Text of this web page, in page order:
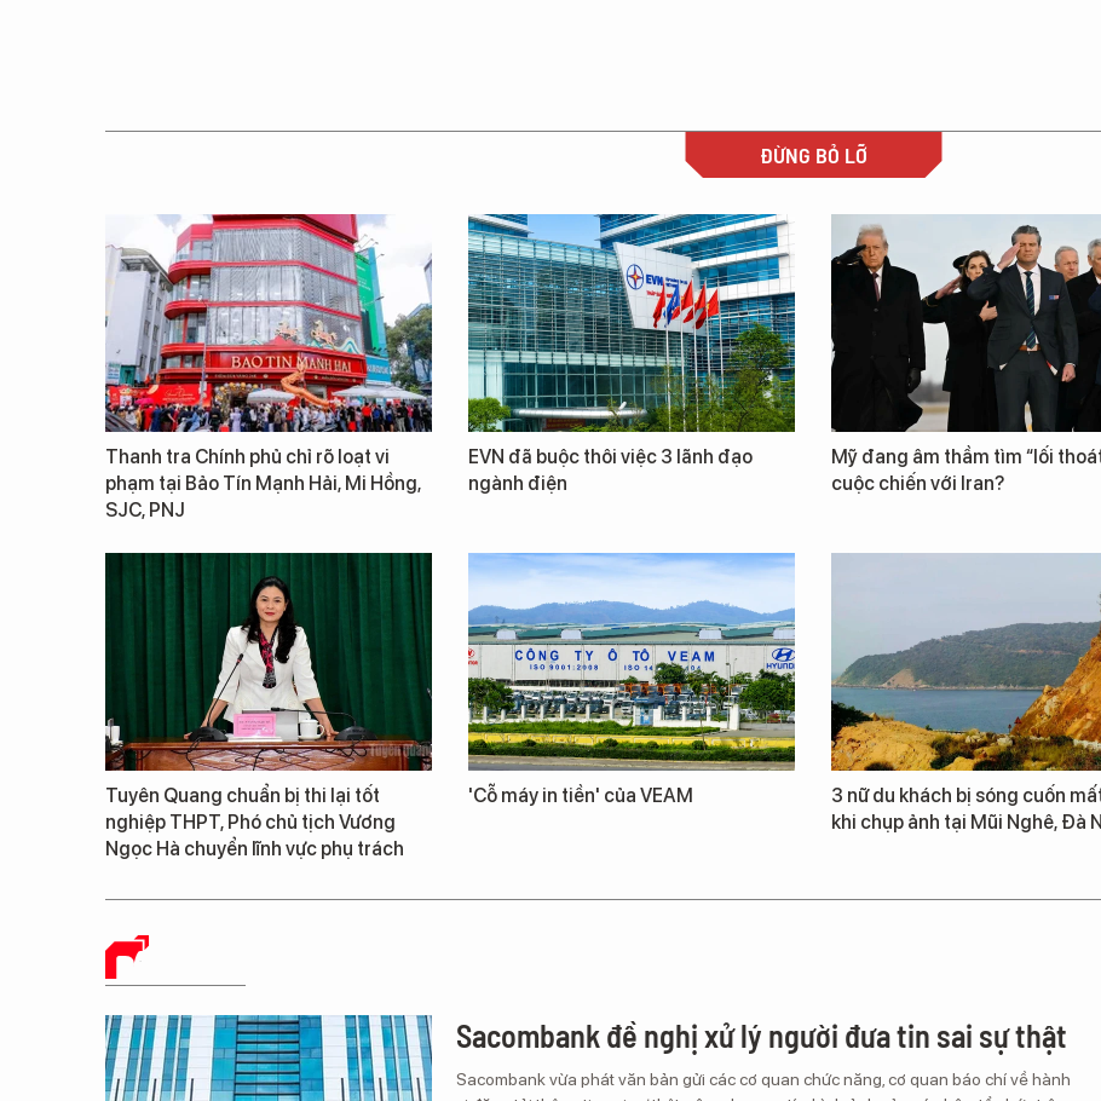
ĐỪNG BỎ LỠ
Thanh tra Chính phủ chỉ rõ loạt vi
phạm tại Bảo Tín Mạnh Hải, Mi Hồng,
SJC, PNJ
EVN đã buộc thôi việc 3 lãnh đạo
ngành điện
Mỹ đang âm thầm tìm “lối
cuộc chiến với Iran?
Tuyên Quang chuẩn bị thi lại tốt
nghiệp THPT, Phó chủ tịch Vương
Ngọc Hà chuyển lĩnh vực phụ trách
'Cỗ máy in tiền' của VEAM
3 nữ du khách bị sóng cuốn
khi chụp ảnh tại Mũi Nghê, Đà
BÁO CHÍ SỐ
Sacombank đề nghị xử lý người đưa tin sai sự thật
Sacombank vừa phát văn bản gửi các cơ quan chức năng, cơ quan báo chí về hành